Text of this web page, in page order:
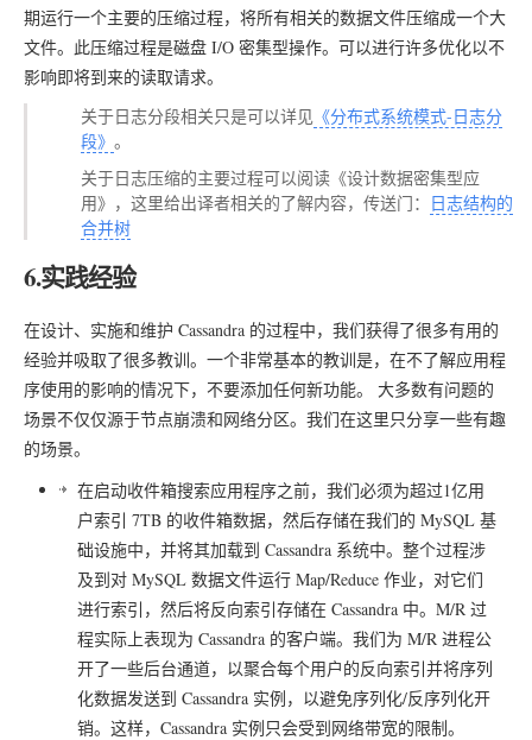
期运行一个主要的压缩过程，将所有相关的数据文件压缩成一个大
文件。此压缩过程是磁盘 I/O 密集型操作。可以进行许多优化以不
影响即将到来的读取请求。
关于日志分段相关只是可以详见 《分布式系统模式-日志分
段》 。
关于日志压缩的主要过程可以阅读《设计数据密集型应
用》，这里给出译者相关的了解内容，传送门： 日志结构的
合并树
6.实践经验
在设计、实施和维护 Cassandra 的过程中，我们获得了很多有用的
经验并吸取了很多教训。一个非常基本的教训是，在不了解应用程
序使用的影响的情况下，不要添加任何新功能。 大多数有问题的
场景不仅仅源于节点崩溃和网络分区。我们在这里只分享一些有趣
的场景。
在启动收件箱搜索应用程序之前，我们必须为超过1亿用
户索引 7TB 的收件箱数据，然后存储在我们的 MySQL 基
础设施中，并将其加载到 Cassandra 系统中。整个过程涉
及到对 MySQL 数据文件运行 Map/Reduce 作业，对它们
进行索引，然后将反向索引存储在 Cassandra 中。M/R 过
程实际上表现为 Cassandra 的客户端。我们为 M/R 进程公
开了一些后台通道，以聚合每个用户的反向索引并将序列
化数据发送到 Cassandra 实例，以避免序列化/反序列化开
销。这样，Cassandra 实例只会受到网络带宽的限制。